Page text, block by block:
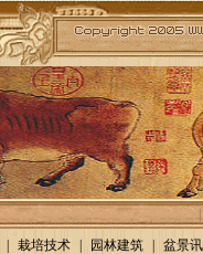
栽培技术 园林建筑 盆景